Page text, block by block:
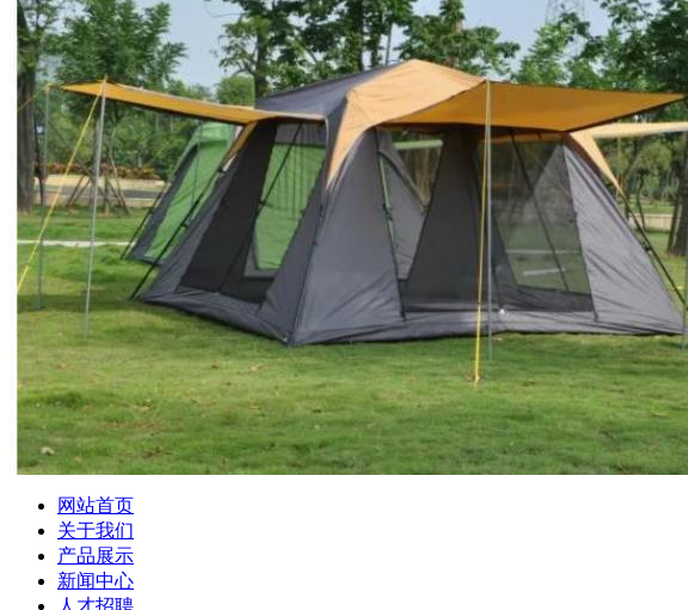
网站首页
关于我们
产品展示
新闻中心
人才招聘